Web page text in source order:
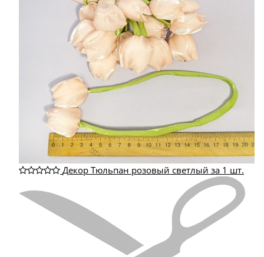
Декор Тюльпан розовый светлый за 1 шт.